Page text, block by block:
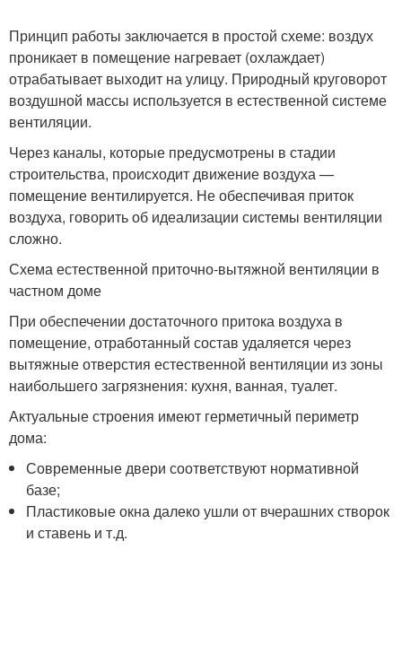
Принцип работы заключается в простой схеме: воздух
проникает в помещение нагревает (охлаждает)
отрабатывает выходит на улицу. Природный круговорот
воздушной массы используется в естественной системе
вентиляции.
Через каналы, которые предусмотрены в стадии
строительства, происходит движение воздуха —
помещение вентилируется. Не обеспечивая приток
воздуха, говорить об идеализации системы вентиляции
сложно.
Схема естественной приточно-вытяжной вентиляции в
частном доме
При обеспечении достаточного притока воздуха в
помещение, отработанный состав удаляется через
вытяжные отверстия естественной вентиляции из зоны
наибольшего загрязнения: кухня, ванная, туалет.
Актуальные строения имеют герметичный периметр
дома:
Современные двери соответствуют нормативной
базе;
Пластиковые окна далеко ушли от вчерашних створок
и ставень и т.д.